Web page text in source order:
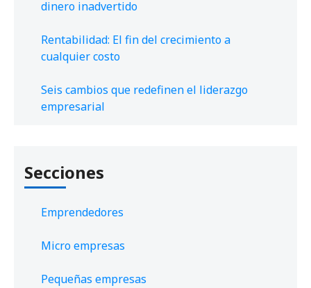
dinero inadvertido
Rentabilidad: El fin del crecimiento a
cualquier costo
Seis cambios que redefinen el liderazgo
empresarial
Secciones
Emprendedores
Micro empresas
Pequeñas empresas